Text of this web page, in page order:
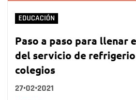
EDUCACIÓN
Paso a paso para llenar
del servicio de
colegios
27•02•2021